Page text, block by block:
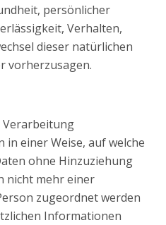
persönlicher
Verhalten,
dieser natürlichen
vorherzusagen.
Verarbeitung
einer Weise, auf welche
ohne Hinzuziehung
nicht mehr einer
zugeordnet werden
Informationen